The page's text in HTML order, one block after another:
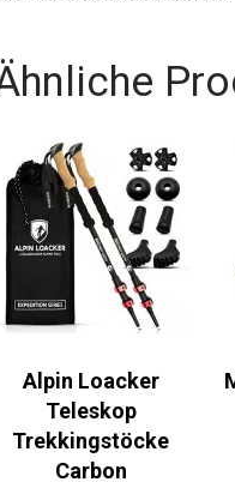
alle Naturliebhaberinnen.
Ähnliche
Alpin Loacker
Teleskop